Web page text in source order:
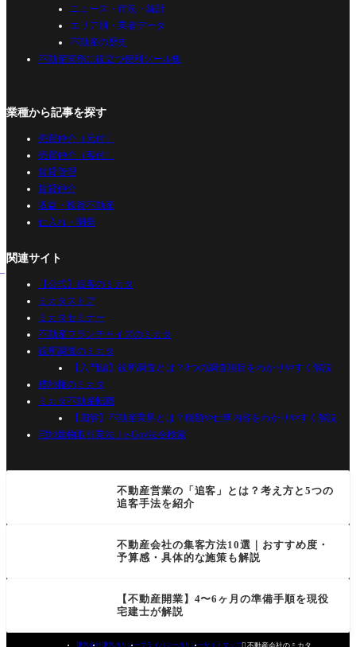
ニュース・市況・統計
エリア別・業者データ
不動産の歴史
不動産実務に役立つ便利ツール集
業種から記事を探す
売買仲介（元付）
売買仲介（客付）
賃貸管理
賃貸仲介
収益・投資不動産
仕入れ・開発
関連サイト
【公式】追客のミカタ
ミカタストア
ミカタセミナー
不動産フランチャイズのミカタ
役所調査のミカタ
【入門編】役所調査とは？8つの調査項目をわかりやすく解説
借地権のミカタ
ミカタ不動産転職
【図解】不動産業界とは？種類や仕事内容をわかりやすく解説
宅地建物取引業法｜e-Gov法令検索
不動産営業の「追客」とは？考え方と5つの
追客手法を紹介
不動産会社の集客方法10選｜おすすめ度・
予算感・具体的な施策も解説
【不動産開業】4〜6ヶ月の準備手順を現役
宅建士が解説
運営会社運営ポリシープライバシーポリシーサイトマップ 不動産会社のミカタ